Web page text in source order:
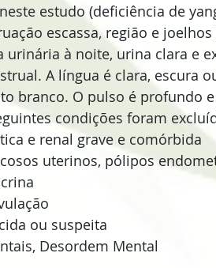
estudo (deficiência de
escassa, região e
à noite, urina clara e
A língua é clara, escura
branco. O pulso é profundo
condições foram
e renal grave e comórbida
uterinos, pólipos
ou suspeita
Desordem Mental